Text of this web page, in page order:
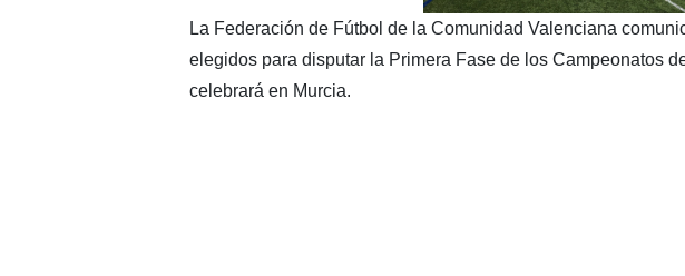
La Federación de Fútbol de la Comunidad Valenciana
elegidos para disputar la Primera Fase de los Campeonatos
celebrará en Murcia.